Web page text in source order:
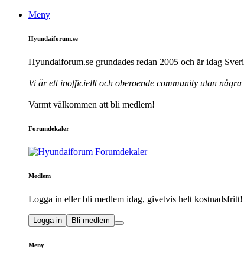
Meny
Hyundaiforum.se
Hyundaiforum.se grundades redan 2005 och är idag
Vi är ett inofficiellt och oberoende community utan
Varmt välkommen att bli medlem!
Forumdekaler
Medlem
Logga in eller bli medlem idag, givetvis helt kostnadsfritt!
Logga in Bli medlem
Meny